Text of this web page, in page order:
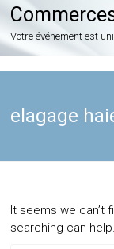
Votre événement est
elagage
It seems we can’t
searching can help.